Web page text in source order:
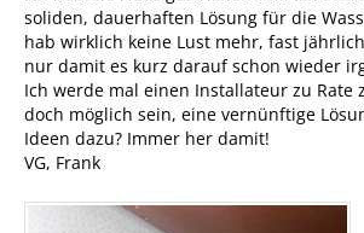
soliden, dauerhaften Lösung für die
hab wirklich keine Lust mehr, fast
nur damit es kurz darauf schon wieder
Ich werde mal einen Installateur zu Rate
doch möglich sein, eine vernünftige
Ideen dazu? Immer her damit!
VG, Frank